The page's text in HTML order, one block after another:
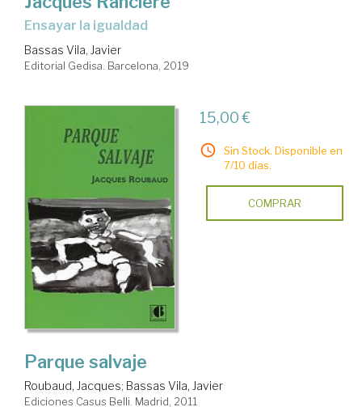
ensayar la igualdad
Bassas Vila, Javier
Editorial Gedisa. Barcelona, 2019
15,00 €
Sin Stock. Disponible en
7/10 días.
COMPRAR
Parque salvaje
Roubaud, Jacques; Bassas Vila, Javier
Ediciones Casus Belli. Madrid, 2011